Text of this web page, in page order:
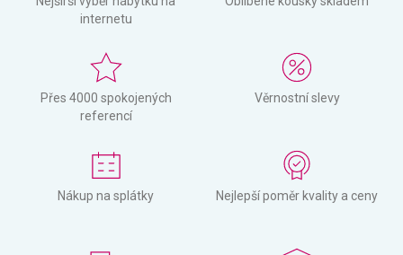
internetu
Přes 4000 spokojených
referencí
Věrnostní slevy
Nákup na splátky Nejlepší poměr kvality a ceny